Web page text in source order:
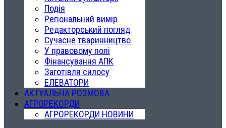
Подія
Регіональний вимір
Редакторський погляд
Сучасне тваринництво
У правовому полі
Фінансування АПК
Заготівля силосу
ЕЛЕВАТОРИ
АКТУАЛЬНА РОЗМОВА
АГРОРЕКОРДИ
АГРОРЕКОРДИ НОВИНИ